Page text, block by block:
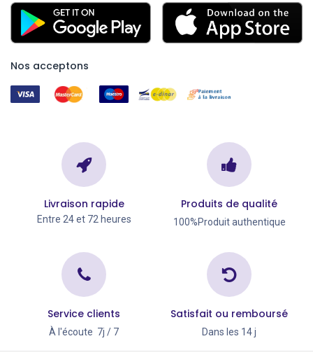
Nos acceptons
Livraison rapide
Entre 24 et 72 heures
Produits de qualité
100%Produit authentique
Service clients
À l'écoute 7j / 7
Satisfait ou remboursé
Dans les 14 j